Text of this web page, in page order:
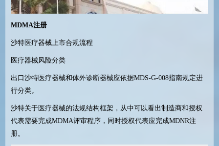
MDMA注册
沙特医疗器械上市合规流程
医疗器械风险分类
出口沙特医疗器械和体外诊断器械应依据MDS-G-008指南规定进
行分类。
沙特关于医疗器械的法规结构框架，从中可以看出制造商和授权
代表需要完成MDMA评审程序，同时授权代表应完成MDNR注
册。